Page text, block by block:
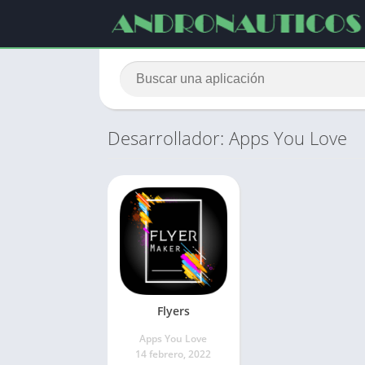
Desarrollador: Apps You Love
Flyers
Apps You Love
14 febrero, 2022